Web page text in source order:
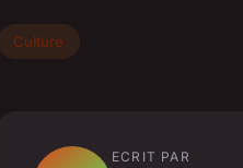
Culture
ECRIT PAR